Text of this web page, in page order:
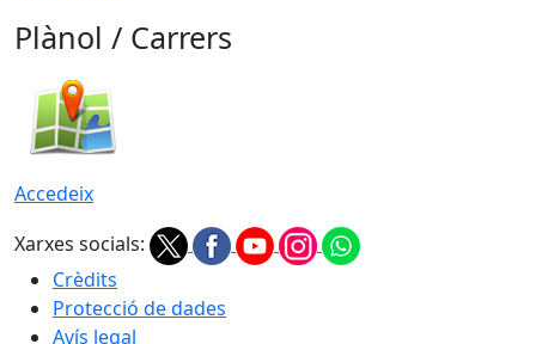
Plànol / Carrers
Accedeix
Xarxes socials:
Crèdits
Protecció de dades
Avís legal